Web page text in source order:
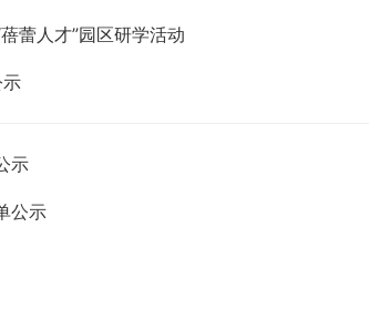
蕾人才”园区研学活动
示
公示